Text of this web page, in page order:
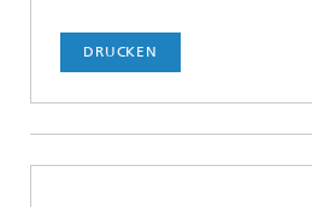
DRUCKEN